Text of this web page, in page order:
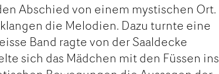
Abschied von einem mystischen Ort.
die Melodien. Dazu turnte eine
Band ragte von der Saaldecke
sich das Mädchen mit den Füssen ins